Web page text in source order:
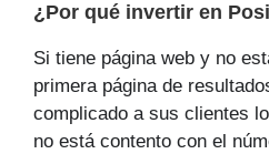
¿Por qué invertir en
Si tiene página web y no
primera página de
complicado a sus clientes
no está contento con el